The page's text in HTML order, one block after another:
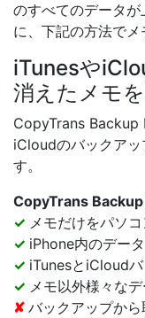
のすべてのデータ
に、下記の方法でメ
iTunesや
消えたメモ
CopyTrans Backup
iCloudのバックア
す。
CopyTrans Backup
✓ メモだけをパソ
✓ iPhone内のデー
✓ iTunesとiCloud
✓ メモ以外様々な
✘ バックアップか